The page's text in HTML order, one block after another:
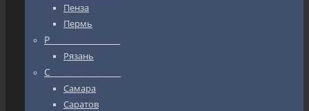
Пенза
Пермь
Р_________________
Рязань
С_________________
Самара
Саратов